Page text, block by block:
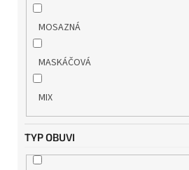
RIEKER
ROCK SPRING
s.OLIVER
SKECHERS
TAMARIS
MOSAZNÁ
MASKÁČOVÁ
MIX
TYP OBUVI